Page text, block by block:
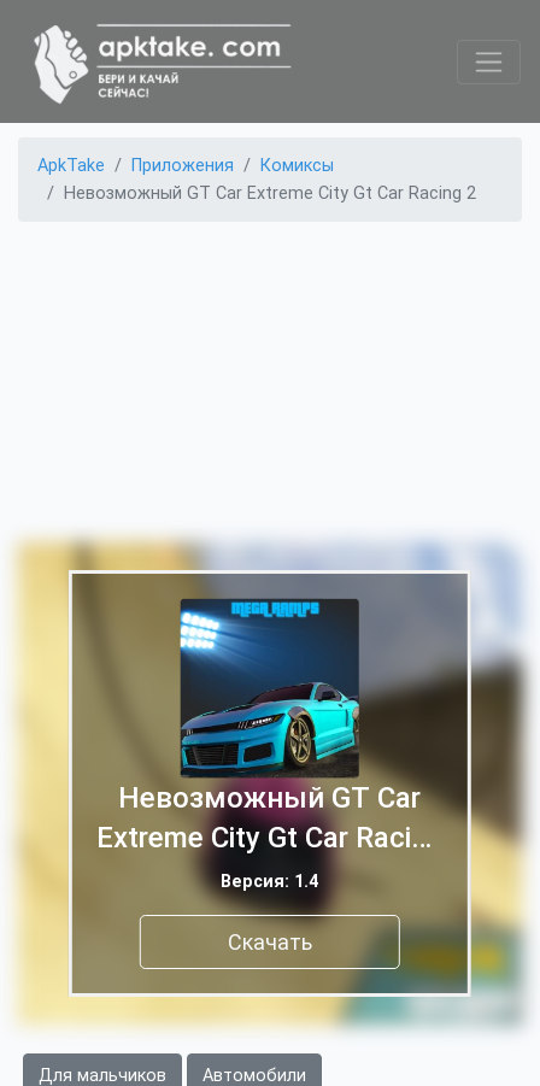
ApkTake Приложения
Комиксы
Невозможный GT Car Extreme City Gt Car Racing 2
Невозможный GT Car
Extreme City Gt Car Racing
2
Версия: 1.4
Скачать
Для мальчиков Автомобили